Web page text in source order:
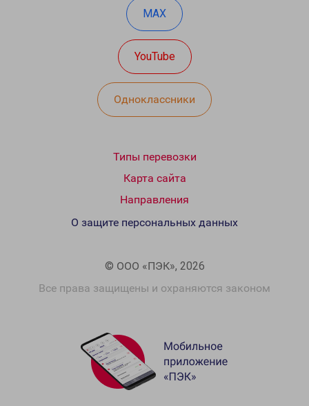
MAX
YouTube
Одноклассники
Типы перевозки
Карта сайта
Направления
© ООО «ПЭК», 2026
Все права защищены и охраняются законом
О защите персональных данных